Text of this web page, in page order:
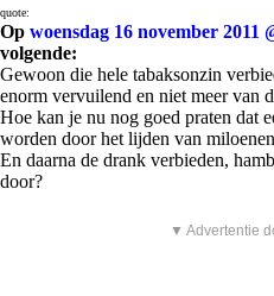
quote:
Op woensdag 16 november 2011
volgende:
Gewoon die hele tabaksonzin
enorm vervuilend en niet meer van
Hoe kan je nu nog goed praten dat
worden door het lijden van
En daarna de drank verbieden,
door?
▼ Advertentie